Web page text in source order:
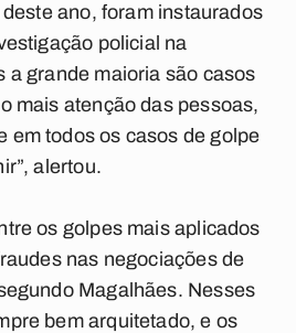
ano, foram instaurados
policial na
a grande maioria são casos
mais atenção das pessoas,
em todos os casos de golpe
alertou.
os golpes mais aplicados
nas negociações de
Magalhães. Nesses
bem arquitetado, e os